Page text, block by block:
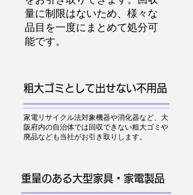
量に制限はないため、様々な
品目を一度にまとめて処分可
能です。
粗大ゴミとして出せない不用品
家電リサイクル法対象機器や消化器など、大
阪府内の自治体では回収できない粗大ゴミや
廃品なども当社がお引き取りします。
重量のある大型家具・家電製品